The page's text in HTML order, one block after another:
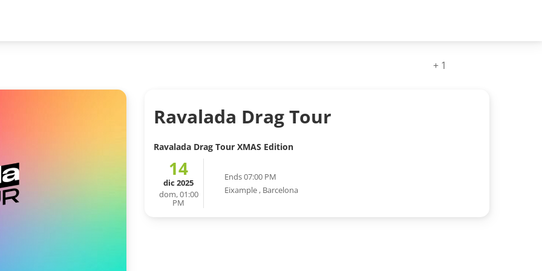
+ 1
Ravalada Drag Tour
Ravalada Drag Tour XMAS Edition
14
dic 2025
dom, 01:00
PM
Ends 07:00 PM
Eixample , Barcelona